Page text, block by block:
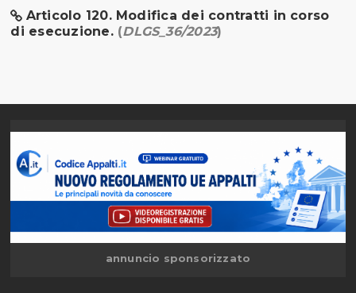
Articolo 120. Modifica dei contratti in corso
di esecuzione. (DLGS_36/2023)
annuncio sponsorizzato